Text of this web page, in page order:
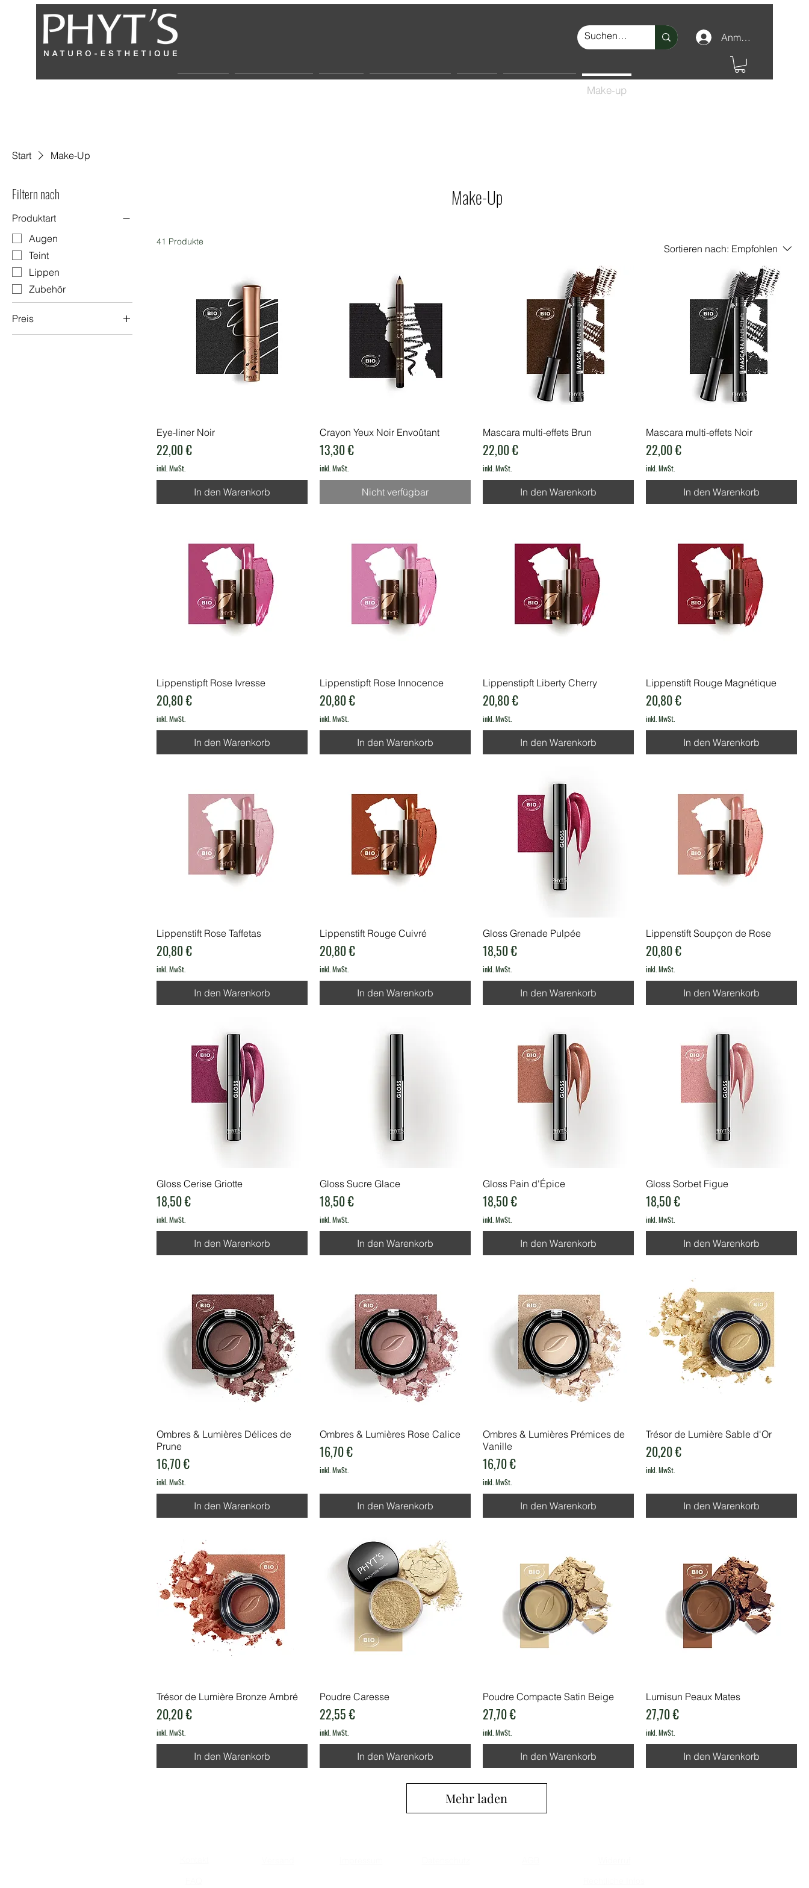
Anmelden
Make-up
Start Make-Up
Filtern nach
Produktart
Augen
Teint
Lippen
Zubehör
Preis
Make-Up
41 Produkte
Sortieren nach: Empfohlen
Eye-liner Noir
Preis
22,00 €
inkl. MwSt.
In den Warenkorb
Crayon Yeux Noir Envoûtant
Preis
13,30 €
inkl. MwSt.
Nicht verfügbar
Mascara multi-effets Brun
Preis
22,00 €
inkl. MwSt.
In den Warenkorb
Mascara multi-effets Noir
Preis
22,00 €
inkl. MwSt.
In den Warenkorb
Lippenstipft Rose Ivresse
Preis
20,80 €
inkl. MwSt.
In den Warenkorb
Lippenstipft Rose Innocence
Preis
20,80 €
inkl. MwSt.
In den Warenkorb
Lippenstipft Liberty Cherry
Preis
20,80 €
inkl. MwSt.
In den Warenkorb
Lippenstift Rouge Magnétique
Preis
20,80 €
inkl. MwSt.
In den Warenkorb
Lippenstift Rose Taffetas
Preis
20,80 €
inkl. MwSt.
In den Warenkorb
Lippenstift Rouge Cuivré
Preis
20,80 €
inkl. MwSt.
In den Warenkorb
Gloss Grenade Pulpée
Preis
18,50 €
inkl. MwSt.
In den Warenkorb
Lippenstift Soupçon de Rose
Preis
20,80 €
inkl. MwSt.
In den Warenkorb
Gloss Cerise Griotte
Preis
18,50 €
inkl. MwSt.
In den Warenkorb
Gloss Sucre Glace
Preis
18,50 €
inkl. MwSt.
In den Warenkorb
Gloss Pain d'Épice
Preis
18,50 €
inkl. MwSt.
In den Warenkorb
Gloss Sorbet Figue
Preis
18,50 €
inkl. MwSt.
In den Warenkorb
Ombres & Lumières Délices de
Prune
Preis
16,70 €
inkl. MwSt.
In den Warenkorb
Ombres & Lumières Rose Calice
Preis
16,70 €
inkl. MwSt.
In den Warenkorb
Ombres & Lumières Prémices de
Vanille
Preis
16,70 €
inkl. MwSt.
In den Warenkorb
Trésor de Lumière Sable d'Or
Preis
20,20 €
inkl. MwSt.
In den Warenkorb
Trésor de Lumière Bronze Ambré
Preis
20,20 €
inkl. MwSt.
In den Warenkorb
Poudre Caresse
Preis
22,55 €
inkl. MwSt.
In den Warenkorb
Poudre Compacte Satin Beige
Preis
27,70 €
inkl. MwSt.
In den Warenkorb
Lumisun Peaux Mates
Preis
27,70 €
inkl. MwSt.
In den Warenkorb
Mehr laden